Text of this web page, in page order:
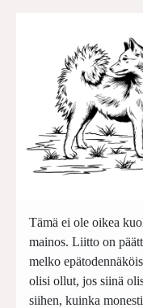
Tämä ei ole oikea
mainos. Liitto on
melko
olisi ollut, jos siinä
siihen, kuinka